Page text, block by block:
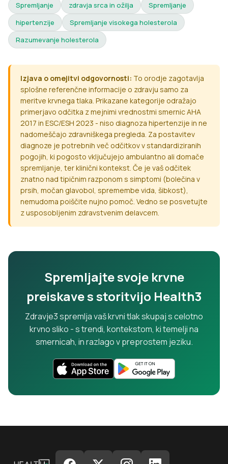
Spremljanje
zdravja srca in ožilja
Spremljanje
hipertenzije
Spremljanje visokega holesterola
Razumevanje holesterola
Izjava o omejitvi odgovornosti: To orodje zagotavlja
splošne referenčne informacije o zdravju samo za
meritve krvnega tlaka. Prikazane kategorije odražajo
primerjavo odčitka z mejnimi vrednostmi smernic AHA
2017 in ESC/ESH 2023 - niso diagnoza hipertenzije in ne
nadomeščajo zdravniškega pregleda. Za postavitev
diagnoze je potrebnih več odčitkov v standardiziranih
pogojih, ki pogosto vključujejo ambulantno ali domače
spremljanje, ter klinični kontekst. Če je vaš odčitek
znatno nad tipičnim razponom s simptomi (bolečina v
prsih, močan glavobol, spremembe vida, šibkost),
nemudoma poiščite nujno pomoč. Vedno se posvetujte
z usposobljenim zdravstvenim delavcem.
Spremljajte svoje krvne
preiskave s storitvijo Health3
Zdravje3 spremlja vaš krvni tlak skupaj s celotno
krvno sliko - s trendi, kontekstom, ki temelji na
smernicah, in razlago v preprostem jeziku.